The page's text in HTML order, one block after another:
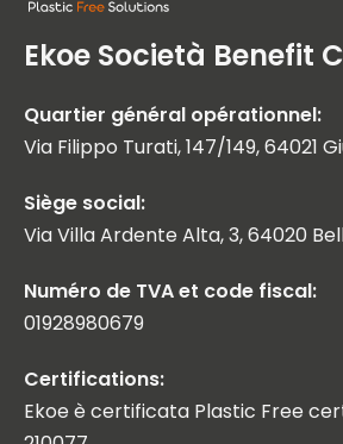
Ekoe Società Benefit
Quartier général opérationnel:
Via Filippo Turati, 147/149, 64021
Siège social:
Via Villa Ardente Alta, 3, 64020
Numéro de TVA et code fiscal:
01928980679
Certifications:
Ekoe è certificata Plastic Free